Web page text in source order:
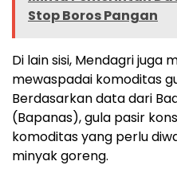
Stop Boros Pangan
Di lain sisi, Mendagri juga
mewaspadai komoditas
Berdasarkan data dari
(Bapanas), gula pasir
komoditas yang perlu
minyak goreng.